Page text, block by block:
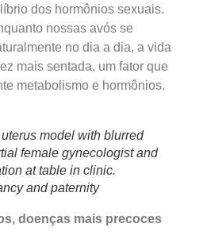
dos hormônios sexuais.
nossas avós se
no dia a dia, a vida
mais sentada, um fator que
metabolismo e hormônios.
model with blurred
female gynecologist and
at table in clinic.
and paternity
doenças mais precoces